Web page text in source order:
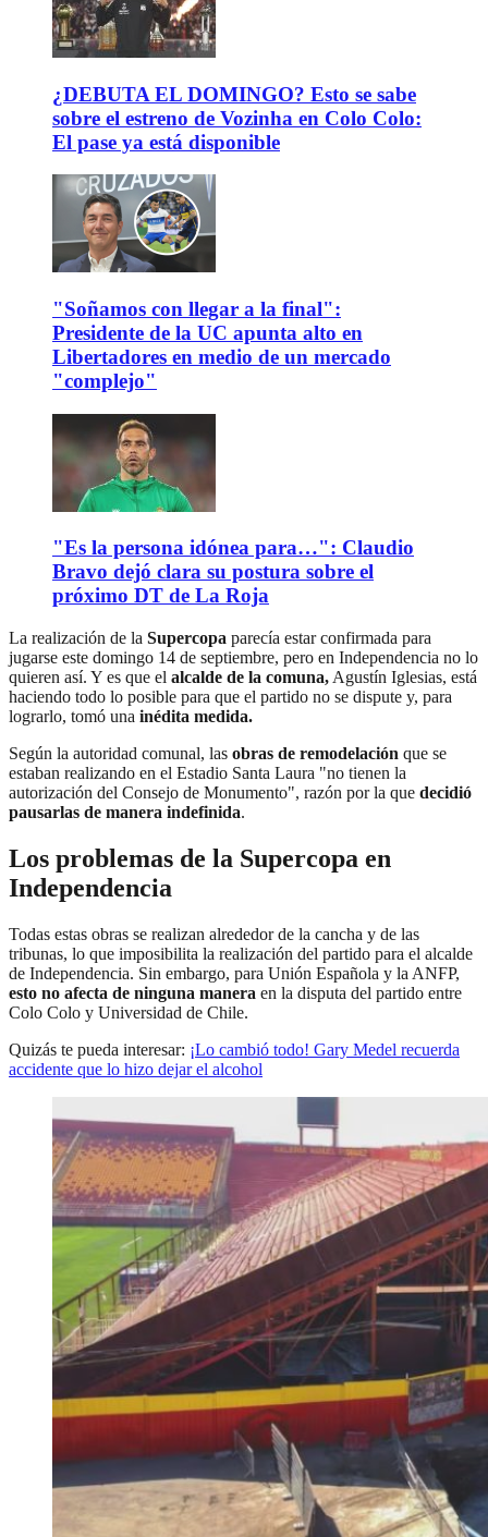
¿DEBUTA EL DOMINGO? Esto se sabe
sobre el estreno de Vozinha en Colo Colo:
El pase ya está disponible
"Soñamos con llegar a la final":
Presidente de la UC apunta alto en
Libertadores en medio de un mercado
"complejo"
"Es la persona idónea para…": Claudio
Bravo dejó clara su postura sobre el
próximo DT de La Roja
La realización de la Supercopa parecía estar confirmada para
jugarse este domingo 14 de septiembre, pero en Independencia no lo
quieren así. Y es que el alcalde de la comuna, Agustín Iglesias, está
haciendo todo lo posible para que el partido no se dispute y, para
lograrlo, tomó una inédita medida.
Según la autoridad comunal, las obras de remodelación que se
estaban realizando en el Estadio Santa Laura "no tienen la
autorización del Consejo de Monumento", razón por la que decidió
pausarlas de manera indefinida.
Los problemas de la Supercopa en
Independencia
Todas estas obras se realizan alrededor de la cancha y de las
tribunas, lo que imposibilita la realización del partido para el alcalde
de Independencia. Sin embargo, para Unión Española y la ANFP,
esto no afecta de ninguna manera en la disputa del partido entre
Colo Colo y Universidad de Chile.
Quizás te pueda interesar: ¡Lo cambió todo! Gary Medel recuerda
accidente que lo hizo dejar el alcohol